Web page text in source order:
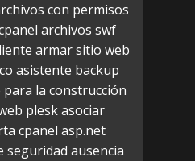
con permisos
archivos swf
armar sitio web
asistente backup
la construcción
pleskasociar
cpanel asp.net
seguridad ausencia